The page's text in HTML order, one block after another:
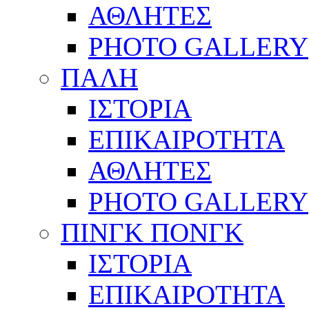
ΑΘΛΗΤΕΣ
PHOTO GALLERY
ΠΑΛΗ
ΙΣΤΟΡΙΑ
ΕΠΙΚΑΙΡΟΤΗΤΑ
ΑΘΛΗΤΕΣ
PHOTO GALLERY
ΠΙΝΓΚ ΠΟΝΓΚ
ΙΣΤΟΡΙΑ
ΕΠΙΚΑΙΡΟΤΗΤΑ